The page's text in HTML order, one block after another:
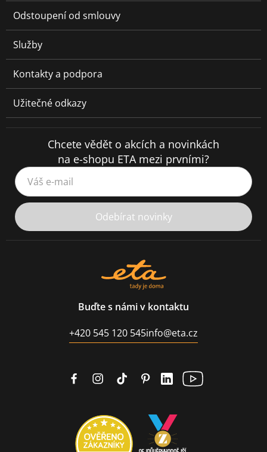
Odstoupení od smlouvy
Služby
Kontakty a podpora
Užitečné odkazy
Chcete vědět o akcích a novinkách
na e-shopu ETA mezi prvními?
Váš e-mail
Odebírat novinky
Buďte s námi v kontaktu
+420 545 120 545info@eta.cz